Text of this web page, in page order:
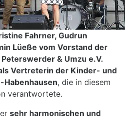
Fahrner, Gudrun
Lüeße vom Vorstand der
& Umzu e.V.
Vertreterin der Kinder- und
, die in diesem
verantwortete.
sehr harmonischen und